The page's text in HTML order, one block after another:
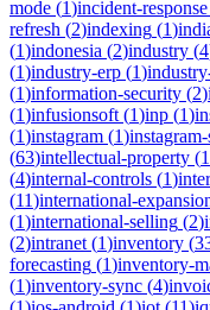
mode (1)incident-response
refresh (2)indexing (1)
(1)indonesia (2)industry (4
(1)industry-erp (1)
(1)information-security (2)
(1)infusionsoft (1)inp (1)
(1)instagram (1)
(63)intellectual-property (1
(4)internal-controls (1)
(11)international-
(1)international-selling (2)
(2)intranet (1)inventory (
forecasting (1)inventory-
(1)inventory-sync (4)